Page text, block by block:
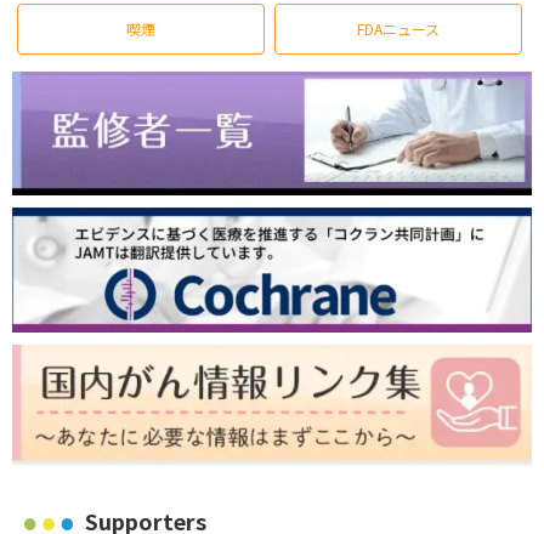
喫煙 FDAニュース
Supporters